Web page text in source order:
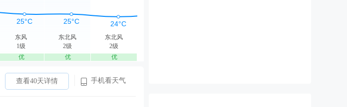
东风
1级
优
东北风
2级
优
东北风
2级
优
查看40天详情 手机看天气